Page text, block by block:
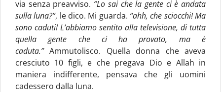
via senza preavviso. “Lo sai che la gente ci è andata
sulla luna?”, le dico. Mi guarda. “ahh, che sciocchi! Ma
sono caduti! L’abbiamo sentito alla televisione, di tutta
quella gente che ci ha provato, ma è
caduta.”Ammutolisco. Quella donna che aveva
cresciuto 10 figli, e che pregava Dio e Allah in
maniera indifferente, pensava che gli uomini
cadessero dalla luna.